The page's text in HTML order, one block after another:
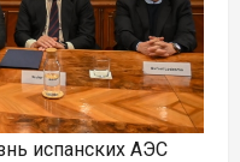
испанских АЭС